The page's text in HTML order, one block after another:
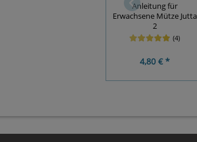
Anleitung für
Erwachsene Mütze Jutta
2
(4)
4,80 € *